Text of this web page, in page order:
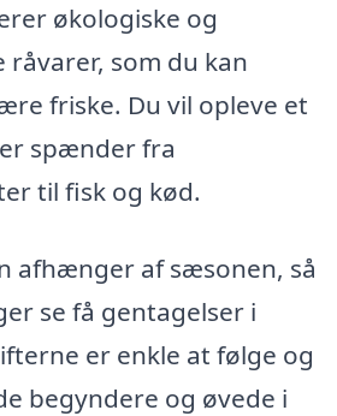
økologiske og
som du kan
friske. Du vil opleve et
spænder fra
til fisk og kød.
afhænger af sæsonen, så
se få gentagelser i
er enkle at følge og
begyndere og øvede i